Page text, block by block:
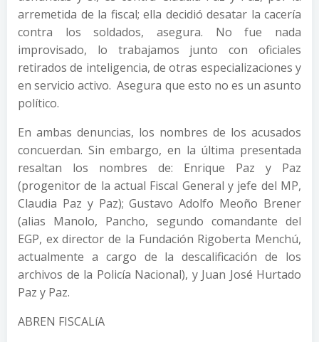
arremetida de la fiscal; ella decidió desatar la cacerí­a
contra los soldados, asegura. No fue nada
improvisado, lo trabajamos junto con oficiales
retirados de inteligencia, de otras especializaciones y
en servicio activo. Asegura que esto no es un asunto
polí­tico.
En ambas denuncias, los nombres de los acusados
concuerdan. Sin embargo, en la última presentada
resaltan los nombres de: Enrique Paz y Paz
(progenitor de la actual Fiscal General y jefe del MP,
Claudia Paz y Paz); Gustavo Adolfo Meoño Brener
(alias Manolo, Pancho, segundo comandante del
EGP, ex director de la Fundación Rigoberta Menchú,
actualmente a cargo de la descalificación de los
archivos de la Policí­a Nacional), y Juan José Hurtado
Paz y Paz.
ABREN FISCALíA